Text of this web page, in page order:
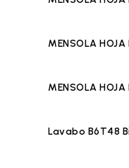
MENSOLA HOJA
MENSOLA HOJA
Lavabo B6T48